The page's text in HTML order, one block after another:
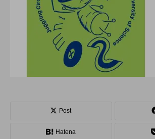
オンライン ボール クラブ
ディアボロ スティック
フラワースティック シガーボックス
スピニングプレート
スタッフ
Post
Hatena